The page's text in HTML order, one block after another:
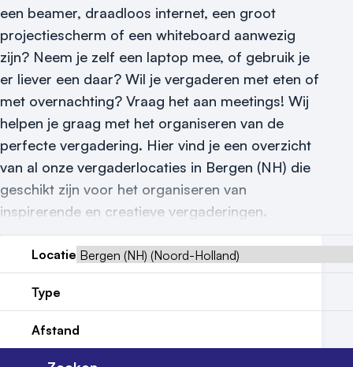
Vraag locatie aan
Meld locatie aan
Reviews (5⭐️)
Contact
een beamer, draadloos internet, een groot
projectiescherm of een whiteboard aanwezig
zijn? Neem je zelf een laptop mee, of gebruik je
er liever een daar? Wil je vergaderen met eten of
met overnachting? Vraag het aan meetings! Wij
helpen je graag met het organiseren van de
perfecte vergadering. Hier vind je een overzicht
van al onze vergaderlocaties in Bergen (NH) die
geschikt zijn voor het organiseren van
inspirerende en creatieve vergaderingen.
Locatie
Type
Afstand